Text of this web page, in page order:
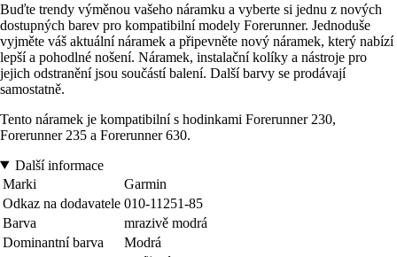
Buďte trendy výměnou vašeho náramku a vyberte si jednu z nových
dostupných barev pro kompatibilní modely Forerunner. Jednoduše
vyjměte váš aktuální náramek a připevněte nový náramek, který nabízí
lepší a pohodlné nošení. Náramek, instalační kolíky a nástroje pro
jejich odstranění jsou součástí balení. Další barvy se prodávají
samostatně.
Tento náramek je kompatibilní s hodinkami Forerunner 230,
Forerunner 235 a Forerunner 630.
Další informace
Marki
Garmin
Odkaz na dodavatele 010-11251-85
Barva
mrazivě modrá
Dominantní barva
Modrá